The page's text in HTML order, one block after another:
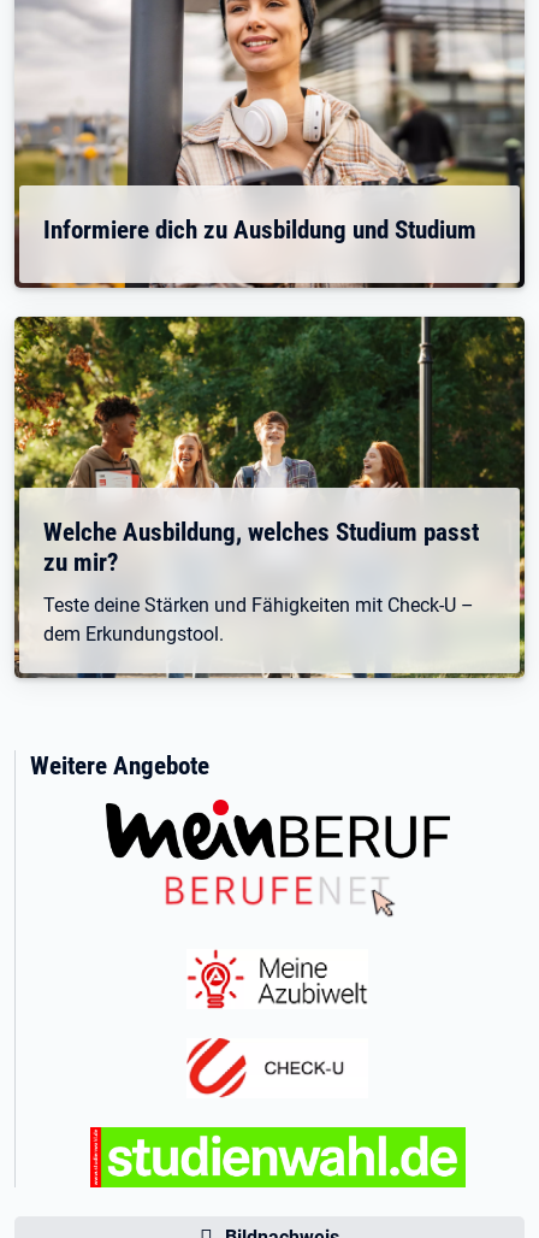
Informiere dich zu Ausbildung und Studium
Welche Ausbildung, welches Studium passt
zu mir?
Teste deine Stärken und Fähigkeiten mit Check-U –
dem Erkundungstool.
Weitere Angebote